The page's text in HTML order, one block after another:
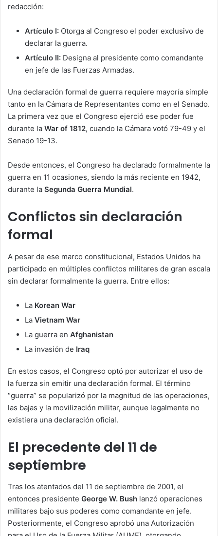
redacción:
Artículo I: Otorga al Congreso el poder exclusivo de
declarar la guerra.
Artículo II: Designa al presidente como comandante
en jefe de las Fuerzas Armadas.
Una declaración formal de guerra requiere mayoría simple
tanto en la Cámara de Representantes como en el Senado.
La primera vez que el Congreso ejerció ese poder fue
durante la War of 1812, cuando la Cámara votó 79-49 y el
Senado 19-13.
Desde entonces, el Congreso ha declarado formalmente la
guerra en 11 ocasiones, siendo la más reciente en 1942,
durante la Segunda Guerra Mundial.
Conflictos sin declaración
formal
A pesar de ese marco constitucional, Estados Unidos ha
participado en múltiples conflictos militares de gran escala
sin declarar formalmente la guerra. Entre ellos:
La Korean War
La Vietnam War
La guerra en Afghanistan
La invasión de Iraq
En estos casos, el Congreso optó por autorizar el uso de
la fuerza sin emitir una declaración formal. El término
“guerra” se popularizó por la magnitud de las operaciones,
las bajas y la movilización militar, aunque legalmente no
existiera una declaración oficial.
El precedente del 11 de
septiembre
Tras los atentados del 11 de septiembre de 2001, el
entonces presidente George W. Bush lanzó operaciones
militares bajo sus poderes como comandante en jefe.
Posteriormente, el Congreso aprobó una Autorización